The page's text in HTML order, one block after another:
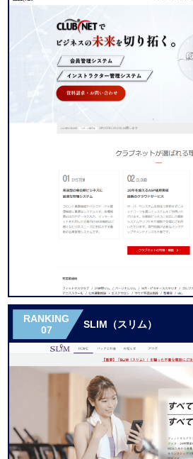
RANKING
07
SLIM（スリム）